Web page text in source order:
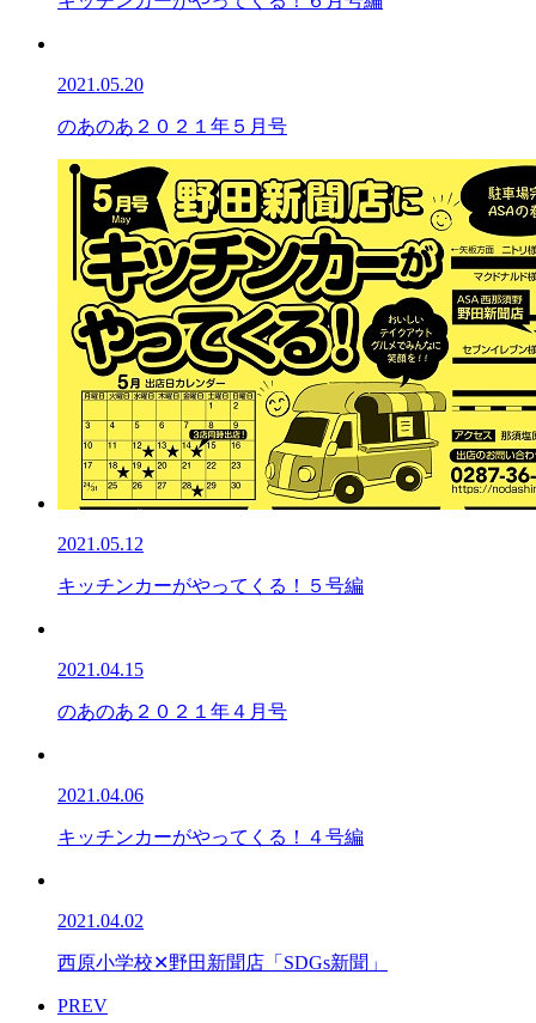
2021.05.20
のあのあ２０２１年５月号
2021.05.12
キッチンカーがやってくる！５号編
2021.04.15
のあのあ２０２１年４月号
2021.04.06
キッチンカーがやってくる！４号編
2021.04.02
西原小学校✕野田新聞店「SDGs新聞」
PREV